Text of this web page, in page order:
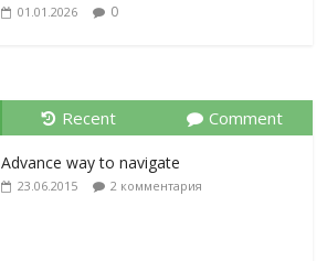
01.01.2026 0
Recent Comment
Advance way to navigate
23.06.2015 2 комментария